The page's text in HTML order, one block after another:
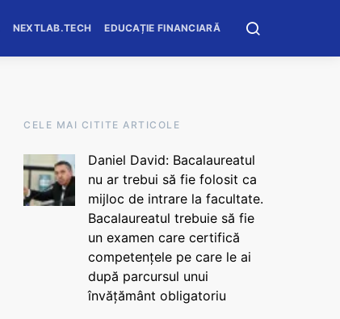
NEXTLAB.TECH EDUCAȚIE FINANCIARĂ
CELE MAI CITITE ARTICOLE
Daniel David: Bacalaureatul
nu ar trebui să fie folosit ca
mijloc de intrare la facultate.
Bacalaureatul trebuie să fie
un examen care certifică
competențele pe care le ai
după parcursul unui
învățământ obligatoriu